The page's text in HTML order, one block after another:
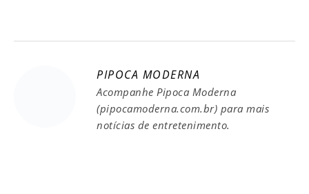
PIPOCA MODERNA
Acompanhe Pipoca Moderna
(pipocamoderna.com.br) para mais
notícias de entretenimento.